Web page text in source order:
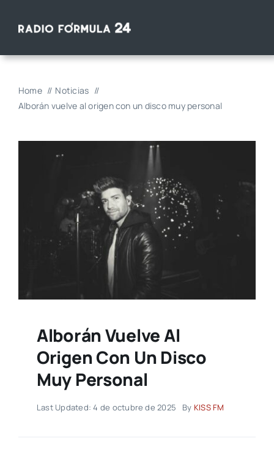
Home
Noticias
Alborán vuelve al origen con un disco muy personal
Alborán Vuelve Al
Origen Con Un Disco
Muy Personal
Last Updated: 4 de octubre de 2025 By KISS FM